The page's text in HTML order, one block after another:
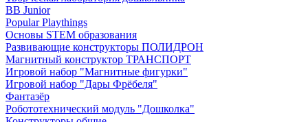
BB Junior
Popular Playthings
Основы STEM образования
Развивающие конструкторы ПОЛИДРОН
Магнитный конструктор ТРАНСПОРТ
Игровой набор "Магнитные фигурки"
Игровой набор "Дары Фрёбеля"
Фантазёр
Робототехнический модуль "Дошколка"